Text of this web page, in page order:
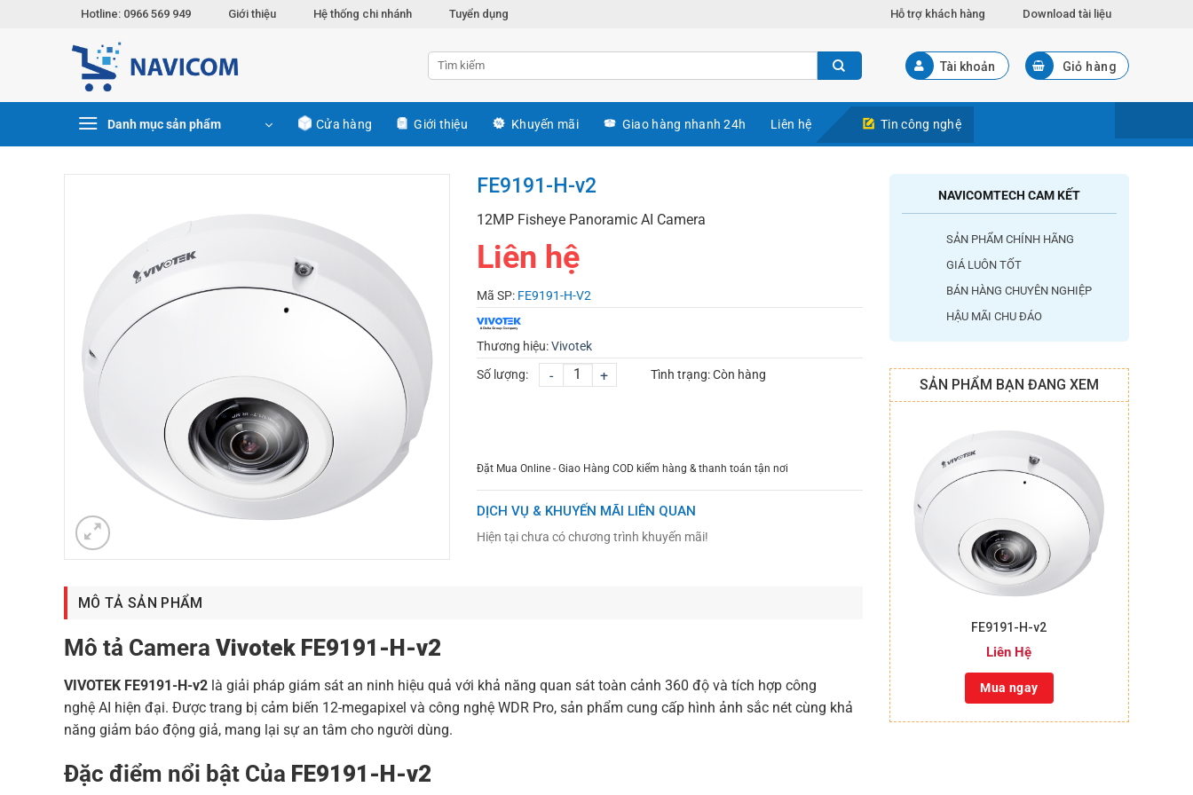
Hotline: 0966 569 949 Giới thiệu Hệ thống chi nhánh Tuyển dụng Hỗ trợ khách hàng Download tài liệu
Tài khoản Giỏ hàng
Danh mục sản phẩm Cửa hàng Giới thiệu Khuyến mãi Giao hàng nhanh 24h Liên hệ Tin công nghệ
NAVICOMTECH CAM KẾT
SẢN PHẨM CHÍNH HÃNG
GIÁ LUÔN TỐT
BÁN HÀNG CHUYÊN NGHIỆP
HẬU MÃI CHU ĐÁO
SẢN PHẨM BẠN ĐANG XEM
FE9191-H-v2
Liên Hệ
Mua ngay
FE9191-H-v2
12MP Fisheye Panoramic AI Camera
Liên hệ
Mã SP: FE9191-H-V2
Thương hiệu:Vivotek
Số lượng:
- + Tình trạng:Còn hàng
Đặt Mua Online - Giao Hàng COD kiểm hàng & thanh toán tận nơi
DỊCH VỤ & KHUYẾN MÃI LIÊN QUAN
Hiện tại chưa có chương trình khuyến mãi!
MÔ TẢ SẢN PHẨM
Mô tả CameraVivotek FE9191-H-v2
VIVOTEK FE9191-H-v2 là giải pháp giám sát an ninh hiệu quả với khả năng quan sát toàn cảnh 360 độ và tích hợp công
nghệ AI hiện đại. Được trang bị cảm biến 12-megapixel và công nghệ WDR Pro, sản phẩm cung cấp hình ảnh sắc nét cùng khả
năng giảm báo động giả, mang lại sự an tâm cho người dùng.
Đặc điểm nổi bật Của FE9191-H-v2